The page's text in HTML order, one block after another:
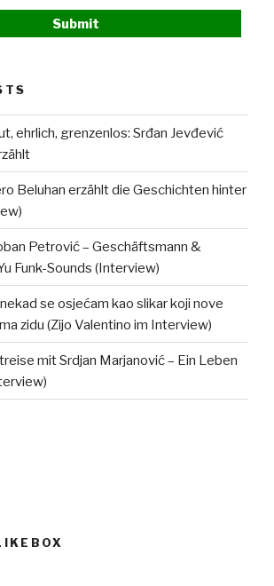
ehrlich, grenzenlos: Srđan Jevđević
Beluhan erzählt die Geschichten hinter
Petrović – Geschäftsmann &
Funk-Sounds (Interview)
se osjećam kao slikar koji nove
zidu (Zijo Valentino im Interview)
mit Srdjan Marjanović – Ein Leben